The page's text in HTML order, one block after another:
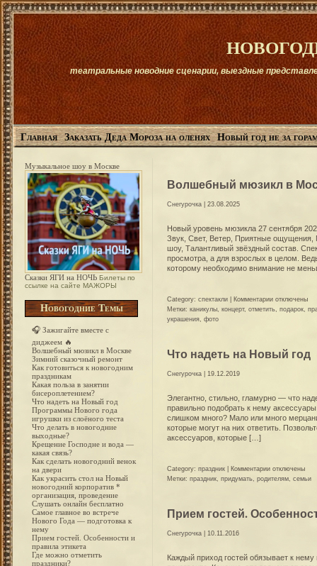
театральные новодние сценарии, выездные
Главная Заказать Деда Мороза на оленях Новый год не за
Музыкальное шоу в Москве
Сказки ЯГИ на НОЧЬ Билеты по
ссылке на сайте МАЖОРЫ
Новогодние Темы
🎧 Зажигайте вместе с
диджеем 🔥
Волшебный мюзикл в Москве
Зимний сказочный ремонт
Как готовиться к новогодним
праздникам
Какая польза в занятии
бисероплетением?
Что надеть на Новый год
Программы Нового года
игрушки из слоёного теста
Что делать в новогодние
выходные?
Крещение Господне и вода —
какая связь?
Как сделать новогодний венок
на двери
Как украсить стол на Новый
новогодний корпоратив *
организация, проведение
Слушать онлайн бесплатно
Самое главное во встрече
Нового Года — подготовка к
нему
Прием гостей. Особенности и
правила этикета
Где можно отметить
праздники?
Волшебный мюзикл в
Снегурочка | 23.08.2025
Новый уровень мюзикла 27 сентября
Звук, Свет, Ветер, Приятные ощущения,
шоу, Талантливый звёздный состав.
просмотра, а для взрослых в целом.
которому необходимо внимание не
Category: спектакли Комментариик
записи
Москве
отключены
Метки: каникулы, концерт, отметить, подарок,
украшения, фото
Что надеть на Новый год
Снегурочка | 19.12.2019
Элегантно, стильно, гламурно — что
правильно подобрать к нему
слишком много? Мало или много
которые могут на них ответить.
аксессуаров, которые […]
Category: праздник Комментариик
записи
на
Новый
отключены
Метки: праздник, придумать, родителям, семьи
Прием гостей.
Снегурочка | 10.11.2016
Каждый приход гостей обязывает к